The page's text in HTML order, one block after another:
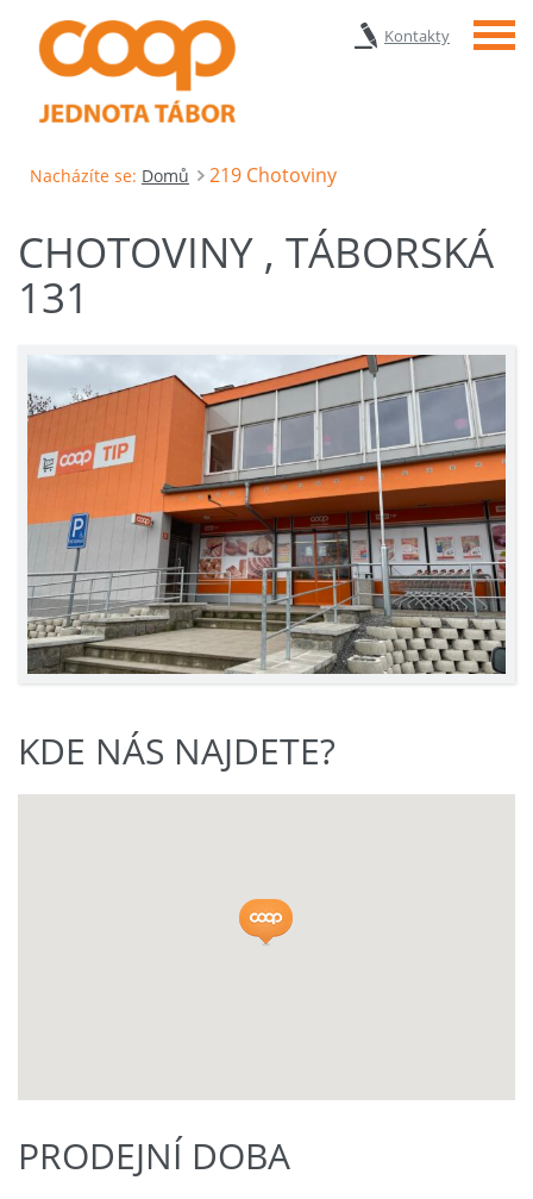
Kontakty Menu
Nacházíte se: Domů 219 Chotoviny
CHOTOVINY , TÁBORSKÁ
131
KDE NÁS NAJDETE?
PRODEJNÍ DOBA